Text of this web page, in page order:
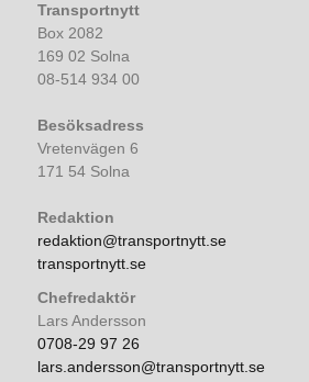
Transportnytt
Box 2082
169 02 Solna
08-514 934 00
Besöksadress
Vretenvägen 6
171 54 Solna
Redaktion
redaktion@transportnytt.se
transportnytt.se
Chefredaktör
Lars Andersson
0708-29 97 26
lars.andersson@transportnytt.se